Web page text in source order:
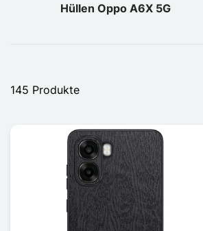
Hüllen Oppo A6X 5G
145 Produkte